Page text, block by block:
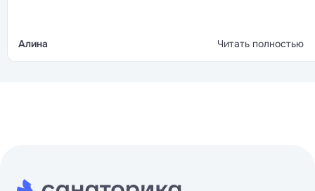
стандартное, после осмотра врача назначают
Алина Читать полностью